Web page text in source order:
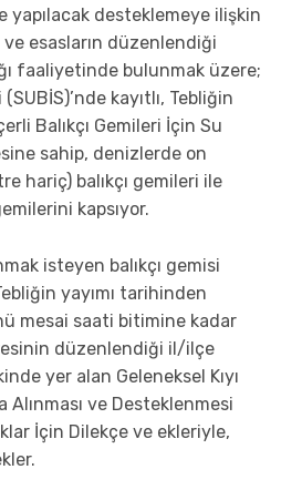
yapılacak desteklemeye ilişkin
esasların düzenlendiği
faaliyetinde bulunmak üzere;
kayıtlı, Tebliğin
Balıkçı Gemileri İçin Su
sahip, denizlerde on
hariç) balıkçı gemileri ile
kapsıyor.
isteyen balıkçı gemisi
yayımı tarihinden
mesai saati bitimine kadar
düzenlendiği il/ilçe
yer alan Geleneksel Kıyı
Alınması ve Desteklenmesi
İçin Dilekçe ve ekleriyle,